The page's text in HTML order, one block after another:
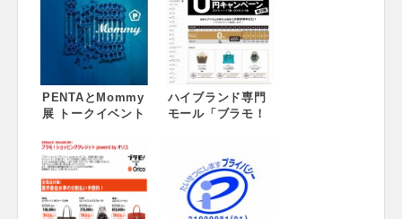
PENTAとMommy
展 トークイベント
sat 18:00-
20:00（※PENTA
とMommy展は
12/2（水）～12/8
日（火）まで）
ハイブランド専門
モール「ブラモ！
円キャンペーン＜
第二弾＞」対象商
品861商品、最大
36回払いまで分割